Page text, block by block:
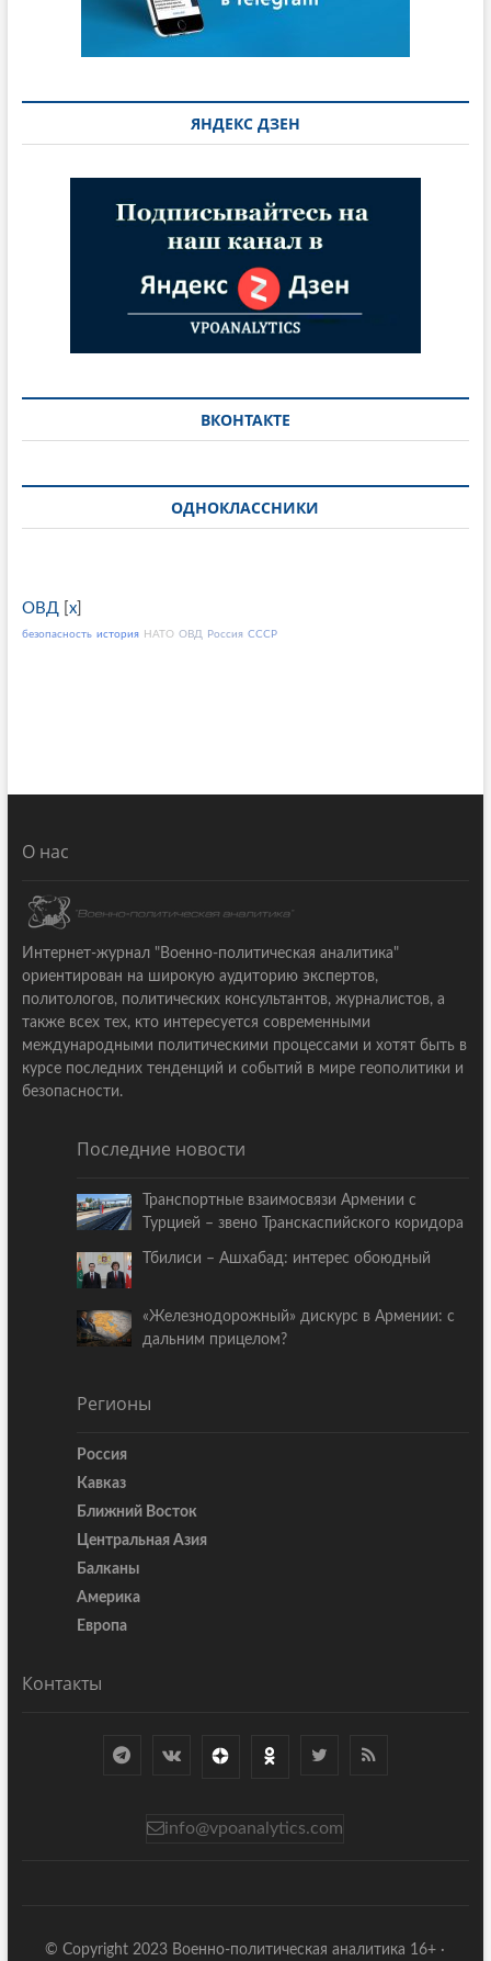
ЯНДЕКС ДЗЕН
ВКОНТАКТЕ
ОДНОКЛАССНИКИ
ОВД x]
безопасность история НАТО ОВД Россия СССР
О нас
Интернет-журнал "Военно-политическая аналитика"
ориентирован на широкую аудиторию экспертов,
политологов, политических консультантов, журналистов, а
также всех тех, кто интересуется современными
международными политическими процессами и хотят быть в
курсе последних тенденций и событий в мире геополитики и
безопасности.
Последние новости
Транспортные взаимосвязи Армении с
Турцией – звено Транскаспийского коридора
Тбилиси – Ашхабад: интерес обоюдный
«Железнодорожный» дискурс в Армении: с
дальним прицелом?
Регионы
Россия
Кавказ
Ближний Восток
Центральная Азия
Балканы
Америка
Европа
Контакты
info@vpoanalytics.com
© Copyright 2023 Военно-политическая аналитика 16+ ·